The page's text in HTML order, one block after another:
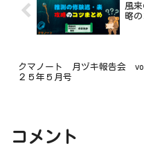
風
略
クマノート 月ヅキ報告会
２５年５月号
コメント